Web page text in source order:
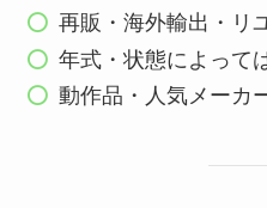
再販・海外輸出・リ
年式・状態によって
動作品・人気メーカ